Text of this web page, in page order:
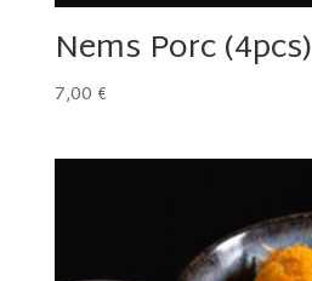
Nems Porc (4pcs)
7,00 €